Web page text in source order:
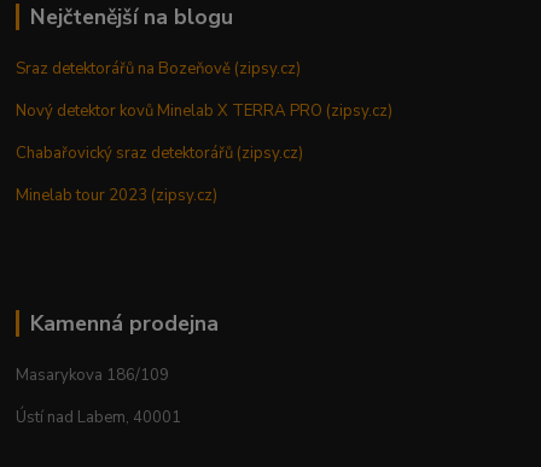
Nejčtenější na blogu
Sraz detektorářů na Bozeňově (zipsy.cz)
Nový detektor kovů Minelab X TERRA PRO (zipsy.cz)
Chabařovický sraz detektorářů (zipsy.cz)
Minelab tour 2023 (zipsy.cz)
Kamenná prodejna
Masarykova 186/109
Ústí nad Labem, 40001